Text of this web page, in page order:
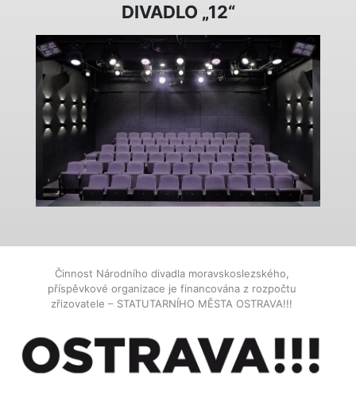
DIVADLO „12“
Činnost Národního divadla moravskoslezského,
příspěvkové organizace je financována z rozpočtu
zřizovatele – STATUTARNÍHO MĚSTA OSTRAVA!!!